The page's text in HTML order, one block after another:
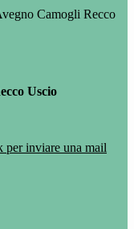
Camogli Recco
Uscio
per inviare una mail